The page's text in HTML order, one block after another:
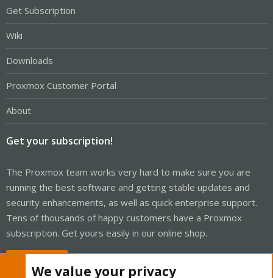
Get Subscription
Wiki
Downloads
Proxmox Customer Portal
About
Get your subscription!
The Proxmox team works very hard to make sure you are
running the best software and getting stable updates and
security enhancements, as well as quick enterprise support.
Tens of thousands of happy customers have a Proxmox
subscription. Get yours easily in our online shop.
We value your privacy